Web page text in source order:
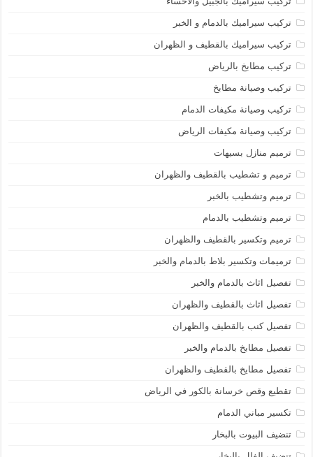
تركيب سيراميك بالدمام و الخبر
تركيب سيراميك بالقطيف و الظهران
تركيب مطابخ بالرياض
تركيب وصيانة مطابخ
تركيب وصيانة مكيفات الدمام
تركيب وصيانة مكيفات الرياض
ترميم منازل بسيهات
ترميم و تشطيب بالقطيف والظهران
ترميم وتشطيب بالخبر
ترميم وتشطيب بالدمام
ترميم وتكسير بالقطيف والظهران
ترميمات وتكسير بلاط بالدمام والخبر
تفصيل اثاث بالدمام والخبر
تفصيل اثاث بالقطيف والظهران
تفصيل كنب بالقطيف والظهران
تفصيل مطابخ بالدمام والخبر
تفصيل مطايخ بالقطيف والظهران
تقطيع وقص خرسانة بالكور في الرياض
تكسير مباني الدمام
تنضيف البيوت بالبخار